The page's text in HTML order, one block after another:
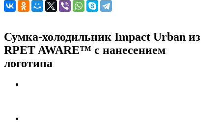
Сумка-холодильник Impact Urban из
RPET AWARE™ с нанесением
логотипа